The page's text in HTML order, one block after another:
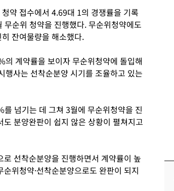
약 접수에서 4.69대 1의 경쟁률을 기록
순위 청약을 진행했다. 무순위청약에도
잔여물량을 해소했다.
계약률을 보이자 무순위청약에 돌입해
사는 선착순분양 시기를 조율하고 있는
넘기는 데 그쳐 3월에 무순위청약을 진
분양완판이 쉽지 않은 상황이 펼쳐지고
선착순분양을 진행하면서 계약률이 높
위청약·선착순분양으로도 완판이 되지